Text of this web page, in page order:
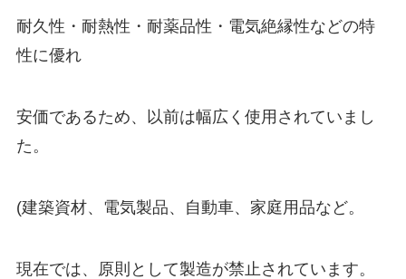
耐久性・耐熱性・耐薬品性・電気絶縁性などの特
性に優れ
安価であるため、以前は幅広く使用されていまし
た。
(建築資材、電気製品、自動車、家庭用品など。
現在では、原則として製造が禁止されています。